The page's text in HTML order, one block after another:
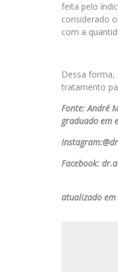
feita pelo
considerado
com a
Dessa forma,
tratamento
Fonte: André
graduado em
Facebook:
atualizado